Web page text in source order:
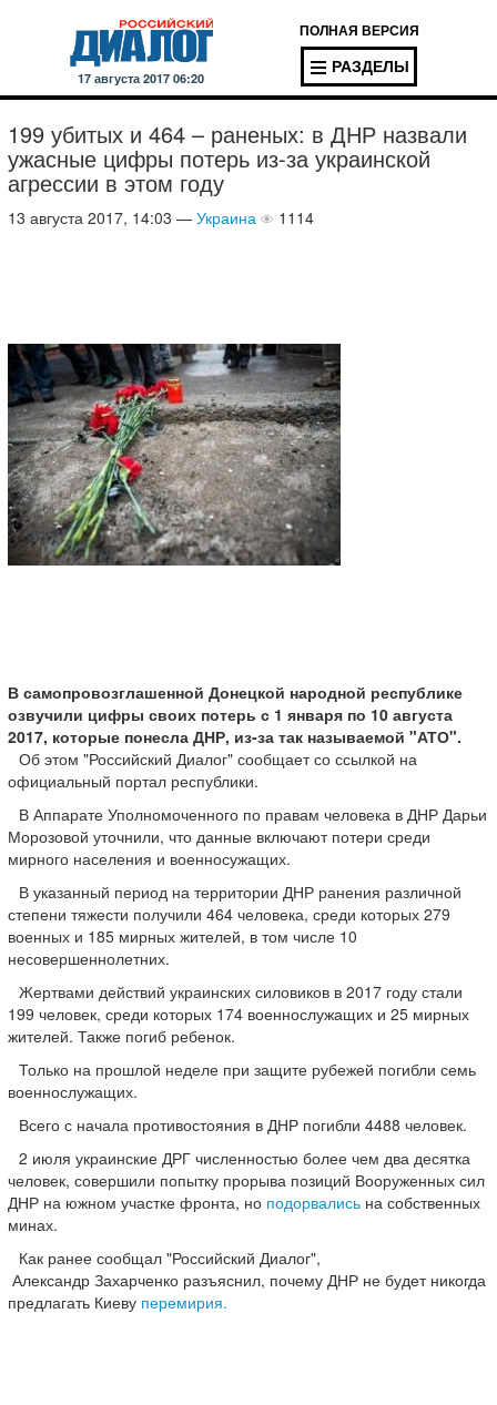
17 августа 2017 06:20
ПОЛНАЯ ВЕРСИЯ
РАЗДЕЛЫ
199 убитых и 464 – раненых: в ДНР назвали
ужасные цифры потерь из-за украинской
агрессии в этом году
13 августа 2017, 14:03 — Украина 1114
В самопровозглашенной Донецкой народной республике
озвучили цифры своих потерь с 1 января по 10 августа
2017, которые понесла ДНР, из-за так называемой "АТО".
Об этом "Российский Диалог" сообщает со ссылкой на
официальный портал республики.
В Аппарате Уполномоченного по правам человека в ДНР Дарьи
Морозовой уточнили, что данные включают потери среди
мирного населения и военносужащих.
В указанный период на территории ДНР ранения различной
степени тяжести получили 464 человека, среди которых 279
военных и 185 мирных жителей, в том числе 10
несовершеннолетних.
Жертвами действий украинских силовиков в 2017 году стали
199 человек, среди которых 174 военнослужащих и 25 мирных
жителей. Также погиб ребенок.
Только на прошлой неделе при защите рубежей погибли семь
военнослужащих.
Всего с начала противостояния в ДНР погибли 4488 человек.
2 июля украинские ДРГ численностью более чем два десятка
человек, совершили попытку прорыва позиций Вооруженных сил
ДНР на южном участке фронта, но подорвались на собственных
минах.
Как ранее сообщал "Российский Диалог",
Александр Захарченко разъяснил, почему ДНР не будет никогда
предлагать Киеву перемирия.